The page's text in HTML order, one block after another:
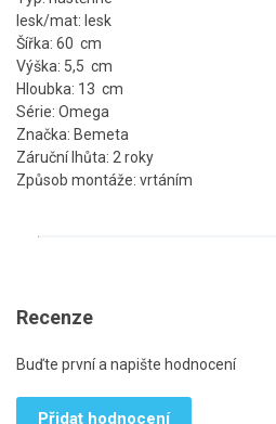
lesk/mat: lesk
Šířka: 60 cm
Výška: 5,5 cm
Hloubka: 13 cm
Série: Omega
Značka: Bemeta
Záruční lhůta: 2 roky
Způsob montáže: vrtáním
Recenze
Buďte první a napište hodnocení
Přidat hodnocení